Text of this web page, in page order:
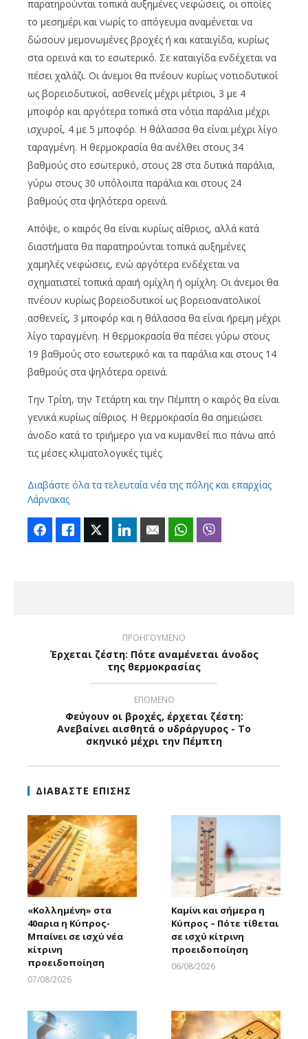
παρατηρούνται τοπικά αυξημένες νεφώσεις, οι οποίες
το μεσημέρι και νωρίς το απόγευμα αναμένεται να
δώσουν μεμονωμένες βροχές ή και καταιγίδα, κυρίως
στα ορεινά και το εσωτερικό. Σε καταιγίδα ενδέχεται να
πέσει χαλάζι. Οι άνεμοι θα πνέουν κυρίως νοτιοδυτικοί
ως βορειοδυτικοί, ασθενείς μέχρι μέτριοι, 3 με 4
μποφόρ και αργότερα τοπικά στα νότια παράλια μέχρι
ισχυροί, 4 με 5 μποφόρ. Η θάλασσα θα είναι μέχρι λίγο
ταραγμένη. Η θερμοκρασία θα ανέλθει στους 34
βαθμούς στο εσωτερικό, στους 28 στα δυτικά παράλια,
γύρω στους 30 υπόλοιπα παράλια και στους 24
βαθμούς στα ψηλότερα ορεινά.
Απόψε, ο καιρός θα είναι κυρίως αίθριος, αλλά κατά
διαστήματα θα παρατηρούνται τοπικά αυξημένες
χαμηλές νεφώσεις, ενώ αργότερα ενδέχεται να
σχηματιστεί τοπικά αραιή ομίχλη ή ομίχλη. Οι άνεμοι θα
πνέουν κυρίως βορειοδυτικοί ως βορειοανατολικοί
ασθενείς, 3 μποφόρ και η θάλασσα θα είναι ήρεμη μέχρι
λίγο ταραγμένη. Η θερμοκρασία θα πέσει γύρω στους
19 βαθμούς στο εσωτερικό και τα παράλια και στους 14
βαθμούς στα ψηλότερα ορεινά.
Την Τρίτη, την Τετάρτη και την Πέμπτη ο καιρός θα είναι
γενικά κυρίως αίθριος. Η θερμοκρασία θα σημειώσει
άνοδο κατά το τριήμερο για να κυμανθεί πιο πάνω από
τις μέσες κλιματολογικές τιμές.
Διαβάστε όλα τα τελευταία νέα της πόλης και επαρχίας
Λάρνακας
FacebookLike Twitter LinkedIn Email WhatsApp
ΠΡΟΗΓΟΥΜΕΝΟ
Έρχεται ζέστη: Πότε αναμένεται άνοδος
της θερμοκρασίας
ΕΠΟΜΕΝΟ
Φεύγουν οι βροχές, έρχεται ζέστη:
Ανεβαίνει αισθητά ο υδράργυρος - Το
σκηνικό μέχρι την Πέμπτη
ΔΙΑΒΑΣΤΕ ΕΠΙΣΗΣ
«Κολλημένη» στα
40αρια η Κύπρος-
Μπαίνει σε ισχύ νέα
κίτρινη
προειδοποίηση
07/08/2026
Καμίνι και σήμερα η
Κύπρος – Πότε τίθεται
σε ισχύ κίτρινη
προειδοποίηση
06/08/2026